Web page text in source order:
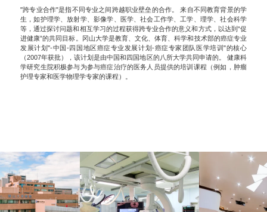
"跨专业合作"是指不同专业之间跨越职业壁垒的合作。 来自不同教育背景的学
生，如护理学、放射学、影像学、医学、社会工作学、工学、理学、社会科学
等，通过探讨问题和相互学习的过程获得跨专业合作的意义和方式，以达到“促
进健康”的共同目标。冈山大学是教育、文化、体育、科学和技术部的癌症专业
发展计划"-中国-四国地区癌症专业发展计划-癌症专家团队医学培训"的核心
（2007年获批），该计划是由中国和四国地区的八所大学共同申请的。 健康科
学研究生院积极参与为参与癌症治疗的医务人员提供的培训课程（例如，肿瘤
护理专家和医学物理学专家的课程）。